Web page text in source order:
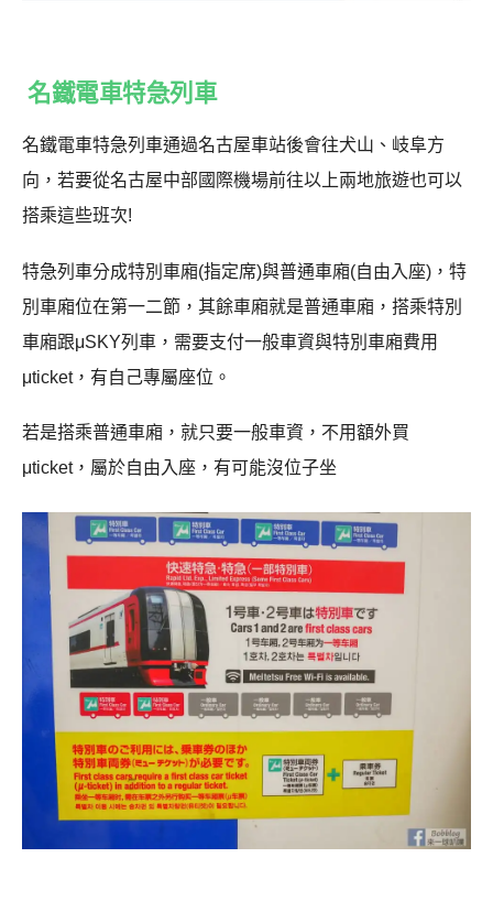
名鐵電車特急列車
名鐵電車特急列車通過名古屋車站後會往犬山、岐阜方
向，若要從名古屋中部國際機場前往以上兩地旅遊也可以
搭乘這些班次!
特急列車分成特別車廂(指定席)與普通車廂(自由入座)，特
別車廂位在第一二節，其餘車廂就是普通車廂，搭乘特別
車廂跟μSKY列車，需要支付一般車資與特別車廂費用
μticket，有自己專屬座位。
若是搭乘普通車廂，就只要一般車資，不用額外買
μticket，屬於自由入座，有可能沒位子坐